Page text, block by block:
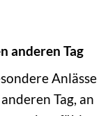
anderen Tag
Anlässe
Tag, an